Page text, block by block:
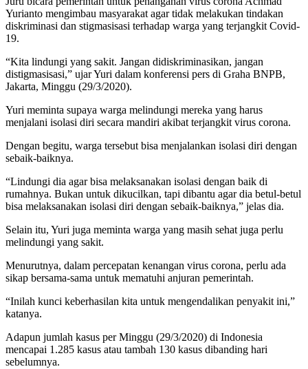
Yurianto mengimbau masyarakat agar tidak melakukan tindakan
diskriminasi dan stigmasisasi terhadap warga yang terjangkit Covid-
19.
“Kita lindungi yang sakit. Jangan didiskriminasikan, jangan
distigmasisasi,” ujar Yuri dalam konferensi pers di Graha BNPB,
Jakarta, Minggu (29/3/2020).
Yuri meminta supaya warga melindungi mereka yang harus
menjalani isolasi diri secara mandiri akibat terjangkit virus corona.
Dengan begitu, warga tersebut bisa menjalankan isolasi diri dengan
sebaik-baiknya.
“Lindungi dia agar bisa melaksanakan isolasi dengan baik di
rumahnya. Bukan untuk dikucilkan, tapi dibantu agar dia betul-betul
bisa melaksanakan isolasi diri dengan sebaik-baiknya,” jelas dia.
Selain itu, Yuri juga meminta warga yang masih sehat juga perlu
melindungi yang sakit.
Menurutnya, dalam percepatan kenangan virus corona, perlu ada
sikap bersama-sama untuk mematuhi anjuran pemerintah.
“Inilah kunci keberhasilan kita untuk mengendalikan penyakit ini,”
katanya.
Adapun jumlah kasus per Minggu (29/3/2020) di Indonesia
mencapai 1.285 kasus atau tambah 130 kasus dibanding hari
sebelumnya.